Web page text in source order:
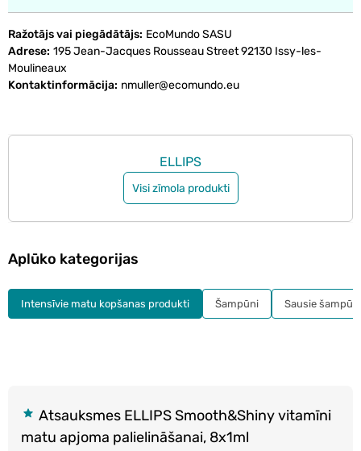
Ražotājs vai piegādātājs EcoMundo SASU
Adrese 195 Jean-Jacques Rousseau Street 92130 Issy-les-
Moulineaux
Kontaktinformācija nmuller@ecomundo.eu
ELLIPS
Visi zīmola produkti
Atsauksmes ELLIPS Smooth&Shiny vitamīni
matu apjoma palielināšanai, 8x1ml
Aplūko kategorijas
Intensīvie matu kopšanas produkti Šampūni Sausie šampūni